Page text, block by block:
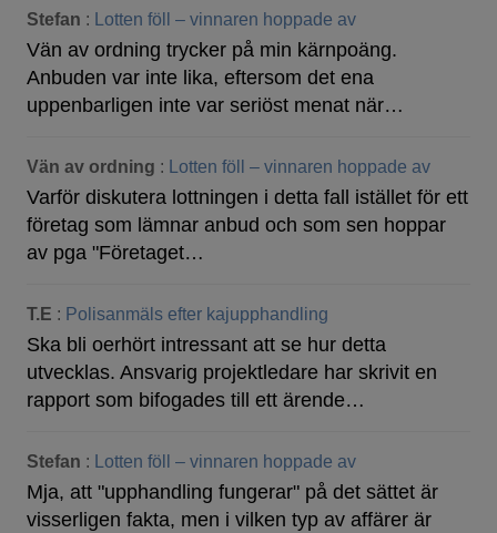
Stefan : Lotten föll – vinnaren hoppade av
Vän av ordning trycker på min kärnpoäng.
Anbuden var inte lika, eftersom det ena
uppenbarligen inte var seriöst menat när…
Vän av ordning : Lotten föll – vinnaren hoppade av
Varför diskutera lottningen i detta fall istället för ett
företag som lämnar anbud och som sen hoppar
av pga "Företaget…
T.E : Polisanmäls efter kajupphandling
Ska bli oerhört intressant att se hur detta
utvecklas. Ansvarig projektledare har skrivit en
rapport som bifogades till ett ärende…
Stefan : Lotten föll – vinnaren hoppade av
Mja, att "upphandling fungerar" på det sättet är
visserligen fakta, men i vilken typ av affärer är